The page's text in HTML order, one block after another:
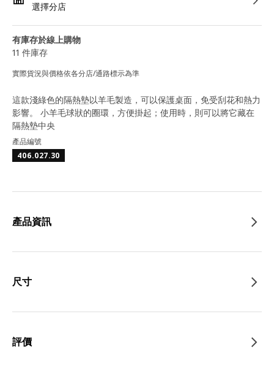
選擇分店
有庫存於線上購物
11 件庫存
實際貨況與價格依各分店/通路標示為準
這款淺綠色的隔熱墊以羊毛製造，可以保護桌面，免受刮花和熱力
影響。 小羊毛球狀的圈環，方便掛起；使用時，則可以將它藏在
隔熱墊中央
產品編號
406.027.30
產品資訊
尺寸
評價